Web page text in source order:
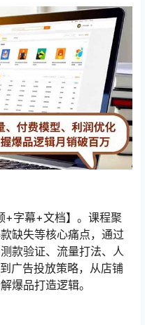
+字幕+文档】。课程聚
缺失等核心痛点，通过
款验证、流量打法、人
广告投放策略，从店铺
爆品打造逻辑。